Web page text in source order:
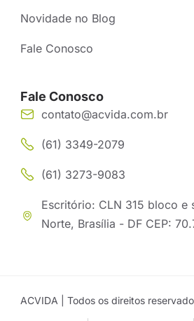
Novidade no Blog
Fale Conosco
Fale Conosco
contato@acvida.com.br
(61) 3349-2079
(61) 3273-9083
Escritório: CLN 315 bloco e
Norte, Brasília - DF CEP:
ACVIDA | Todos os direitos